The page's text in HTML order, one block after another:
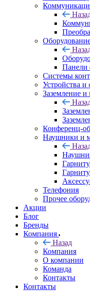
Панели
Системы
Устройства и
Заземление
Конференц-
Наушники и
Телефония
Прочее
Акции
Блог
Бренды
Компания
Назад
Компания
О компании
Команда
Контакты
Контакты